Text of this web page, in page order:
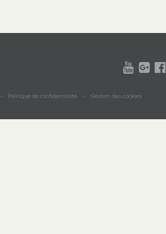



Politique de confidentialité Gestion des cookies